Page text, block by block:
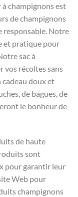
champignons est
de champignons
responsable. Notre
et pratique pour
sac à
vos récoltes sans
cadeau doux et
de bagues, de
le bonheur de
de haute
sont
pour garantir leur
Web pour
champignons